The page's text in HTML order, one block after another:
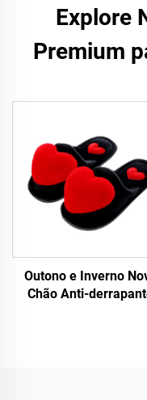
Explore
Premium
Outono e Inverno
Chão Anti-